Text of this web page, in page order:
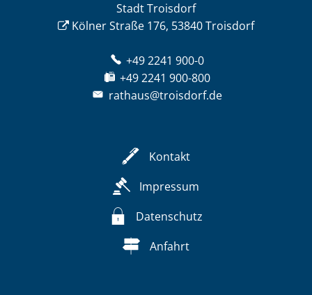
Stadt Troisdorf
Kölner Straße 176, 53840 Troisdorf
+49 2241 900-0
+49 2241 900-800
rathaus@troisdorf.de
Kontakt
Impressum
Datenschutz
Anfahrt